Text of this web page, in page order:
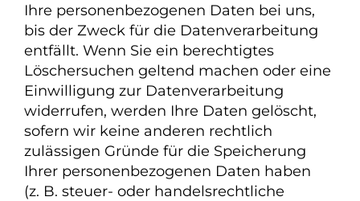
Ihre personenbezogenen Daten bei uns,
bis der Zweck für die Datenverarbeitung
entfällt. Wenn Sie ein berechtigtes
Löschersuchen geltend machen oder eine
Einwilligung zur Datenverarbeitung
widerrufen, werden Ihre Daten gelöscht,
sofern wir keine anderen rechtlich
zulässigen Gründe für die Speicherung
Ihrer personenbezogenen Daten haben
(z. B. steuer- oder handelsrechtliche